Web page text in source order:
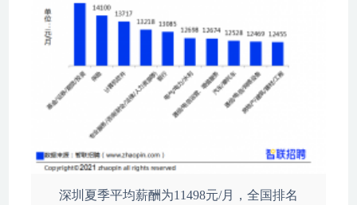
深圳夏季平均薪酬为11498元/月，全国排名